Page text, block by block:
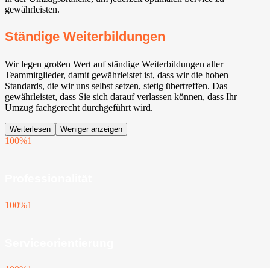
gewährleisten.
Ständige Weiterbildungen
Wir legen großen Wert auf ständige Weiterbildungen aller
Teammitglieder, damit gewährleistet ist, dass wir die hohen
Standards, die wir uns selbst setzen, stetig übertreffen. Das
gewährleistet, dass Sie sich darauf verlassen können, dass Ihr
Umzug fachgerecht durchgeführt wird.
Weiterlesen Weniger anzeigen
100%1
100%1